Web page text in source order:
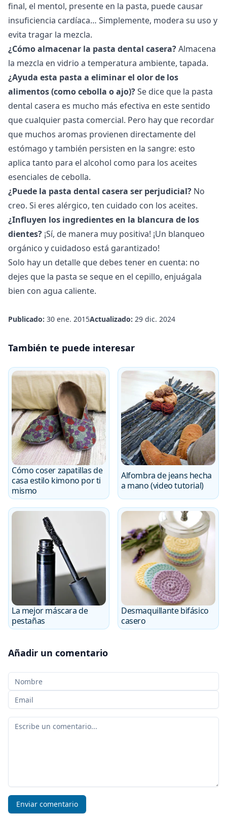
final, el mentol, presente en la pasta, puede causar
insuficiencia cardíaca… Simplemente, modera su uso y
evita tragar la mezcla.
¿Cómo almacenar la pasta dental casera?Almacena
la mezcla en vidrio a temperatura ambiente, tapada.
¿Ayuda esta pasta a eliminar el olor de los
alimentos (como cebolla o ajo)?Se dice que la pasta
dental casera es mucho más efectiva en este sentido
que cualquier pasta comercial. Pero hay que recordar
que muchos aromas provienen directamente del
estómago y también persisten en la sangre: esto
aplica tanto para el alcohol como para los aceites
esenciales de cebolla.
¿Puede la pasta dental casera ser perjudicial? No
creo. Si eres alérgico, ten cuidado con los aceites.
¿Influyen los ingredientes en la blancura de los
dientes? ¡Sí, de manera muy positiva! ¡Un blanqueo
orgánico y cuidadoso está garantizado!
Solo hay un detalle que debes tener en cuenta: no
dejes que la pasta se seque en el cepillo, enjuágala
bien con agua caliente.
Publicado: 30 ene. 2015Actualizado: 29 dic. 2024
También te puede interesar
Cómo coser zapatillas de
casa estilo kimono por ti
mismo
Alfombra de jeans hecha
a mano (video tutorial)
La mejor máscara de
pestañas
Desmaquillante bifásico
casero
Añadir un comentario
Tu nombre
Tu correo electrónico
Tu comentario
Enviar comentario